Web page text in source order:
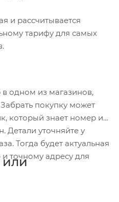
и рассчитывается
тарифу для самых
одном из магазинов,
покупку может
который знает номер и
Детали уточняйте у
Тогда будет актуальная
точному адресу для
или